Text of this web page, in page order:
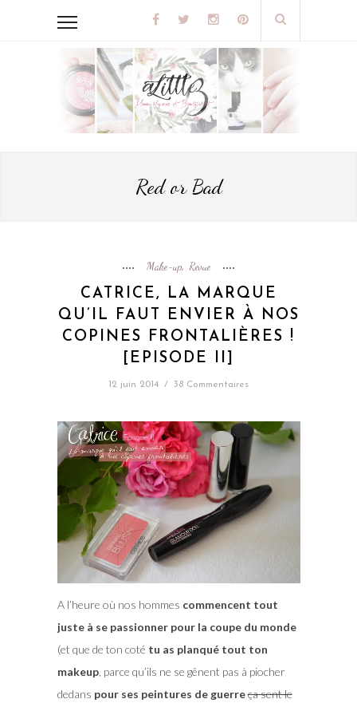
Red or Bad
Make-up, Revue
CATRICE, LA MARQUE
QU’IL FAUT ENVIER À NOS
COPINES FRONTALIÈRES !
[EPISODE II]
12 juin 2014 / 38 Commentaires
A l’heure où nos hommes commencent tout
juste à se passionner pour la coupe du monde
(et que de ton coté tu as planqué tout ton
makeup, parce qu’ils ne se gênent pas à piocher
dedans pour ses peintures de guerreça sent le